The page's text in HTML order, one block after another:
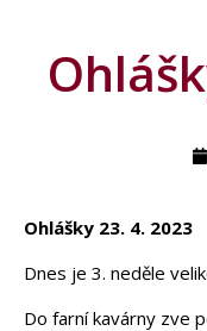
Ohlášky 23. 4. 2023
Dnes je 3. neděle
Do farní kavárny zve